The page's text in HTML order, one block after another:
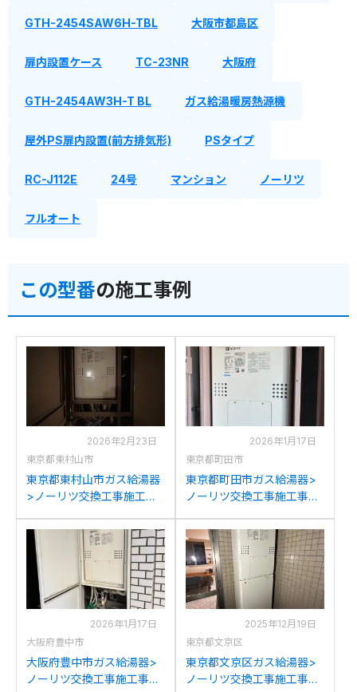
GTH-2454SAW6H-TBL 大阪市都島区
扉内設置ケース TC-23NR 大阪府
GTH-2454AW3H-T BL ガス給湯暖房熱源機
屋外PS扉内設置(前方排気形) PSタイプ
RC-J112E 24号 マンション ノーリツ
フルオート
この型番の施工事例
2026年2月23日
東京都東村山市
東京都東村山市ガス給湯器
>ノーリツ交換工事施工事
2434AWX-Tからノーリツ
GTH-2454AW3H-T BLへの
交換
2026年1月17日
東京都町田市
東京都町田市ガス給湯器>
ノーリツ交換工事施工事
2401AWXH-Tからノーリツ
GTH-2454AW3H-T BLへの
交換
2026年1月17日
大阪府豊中市
大阪府豊中市ガス給湯器>
ノーリツ交換工事施工事
2025年12月19日
東京都文京区
東京都文京区ガス給湯器>
ノーリツ交換工事施工事